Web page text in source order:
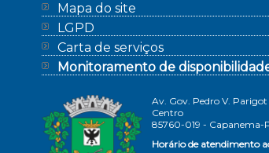
Mapa do site
LGPD
Carta de serviços
Monitoramento de
Av. Gov. Pedro V.
Centro
85760-019 - Capanema-
Horário de atendimento